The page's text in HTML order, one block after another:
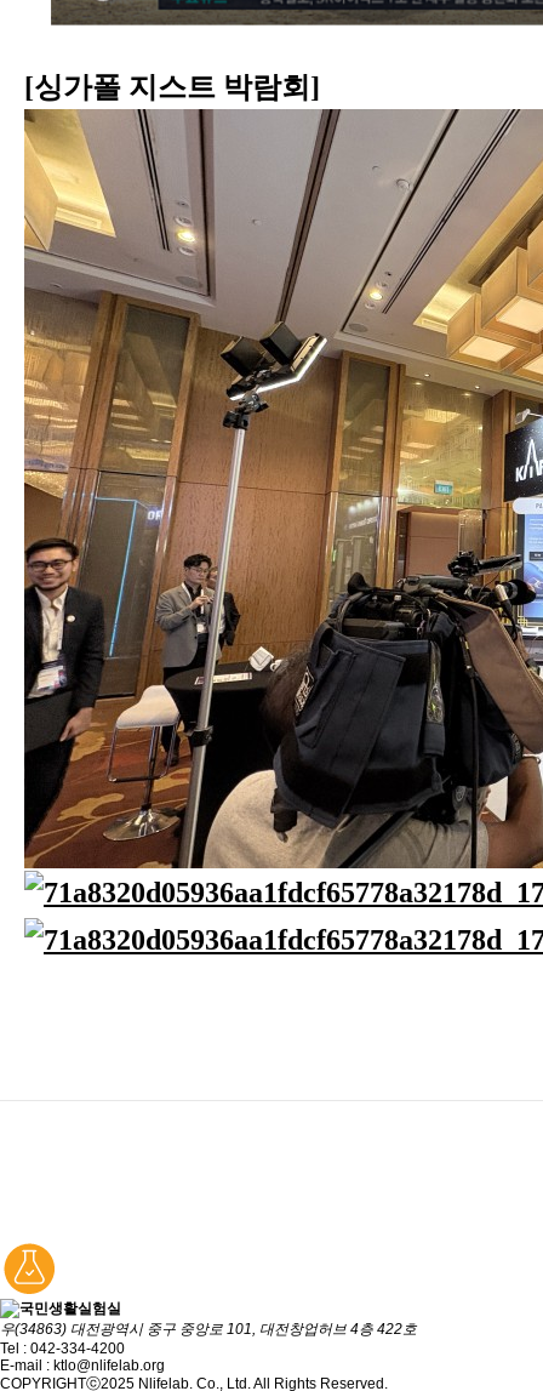
[싱가폴 지스트 박람회 ]
우(34863) 대전광역시 중구 중앙로 101, 대전창업허브 4층 422호
Tel : 042-334-4200
E-mail : ktlo@nlifelab.org
COPYRIGHTⓒ2025 Nlifelab. Co., Ltd. All Rights Reserved.